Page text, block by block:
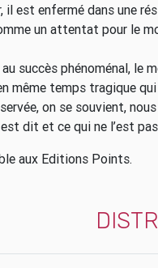
il est enfermé dans une
un attentat pour le
succès phénoménal, le
même temps tragique
on se souvient,
dit et ce qui ne l’est
aux Editions Points.